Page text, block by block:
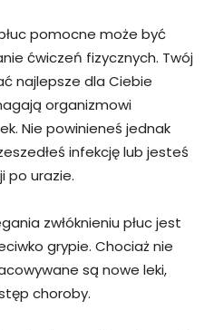
pomocne może być
ćwiczeń fizycznych. Twój
najlepsze dla Ciebie
organizmowi
Nie powinieneś jednak
infekcję lub jesteś
po urazie.
zwłóknieniu płuc jest
grypie. Chociaż nie
są nowe leki,
choroby.